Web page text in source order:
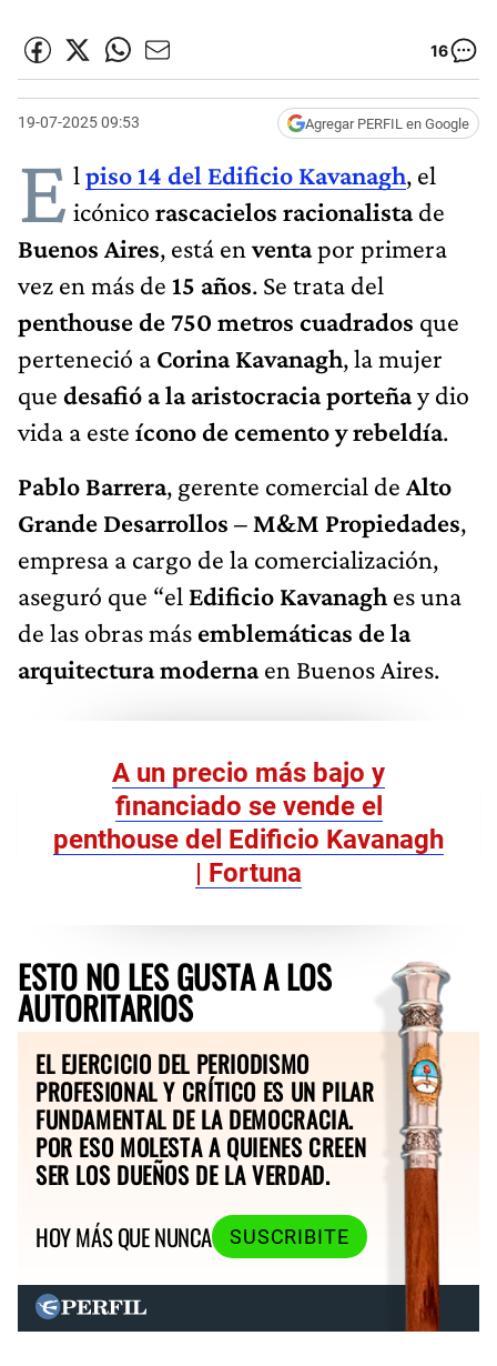
16
19-07-2025 09:53 Agregar PERFIL en Google
E l piso 14 del Edificio Kavanagh, el
icónico rascacielos racionalistade
Buenos Aires, está enventapor primera
vez en más de 15 años. Se trata del
penthouse de 750 metros cuadrados que
perteneció a Corina Kavanagh, la mujer
que desafió a la aristocracia porteñay dio
vida a este ícono de cemento y rebeldía.
Pablo Barrera, gerente comercial de Alto
Grande Desarrollos – M&M Propiedades,
empresa a cargo de la comercialización,
aseguró que “el Edificio Kavanagh es una
de las obras más emblemáticas de la
arquitectura modernaen Buenos Aires.
A un precio más bajo y
financiado se vende el
penthouse del Edificio Kavanagh
| Fortuna
ESTO NO LES GUSTA A LOS
AUTORITARIOS
EL EJERCICIO DEL PERIODISMO
PROFESIONAL Y CRÍTICO ES UN PILAR
FUNDAMENTAL DE LA DEMOCRACIA.
POR ESO MOLESTA A QUIENES CREEN
SER LOS DUEÑOS DE LA VERDAD.
HOY MÁS QUE NUNCA
SUSCRIBITE